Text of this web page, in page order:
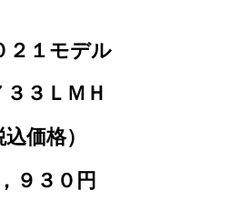
１モデル
３３ＬＭＨ
込価格）
９３０円